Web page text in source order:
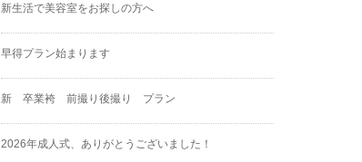
新生活で美容室をお探しの方へ
早得プラン始まります
新 卒業袴 前撮り後撮り プラン
2026年成人式、ありがとうございました！